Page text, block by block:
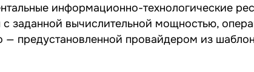
информационно-технологические
с заданной вычислительной мощностью,
— предустановленной провайдером из